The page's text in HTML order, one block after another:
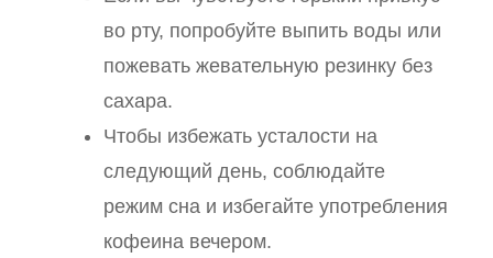
во рту, попробуйте выпить воды или
пожевать жевательную резинку без
сахара.
Чтобы избежать усталости на
следующий день, соблюдайте
режим сна и избегайте употребления
кофеина вечером.